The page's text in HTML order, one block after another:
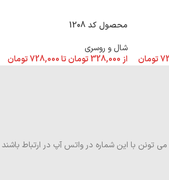
تومان
محصول کد 1208
شال و روسری
از328,000تومانتا728,000تومان
با این شماره در واتس آپ در ارتباط باشند